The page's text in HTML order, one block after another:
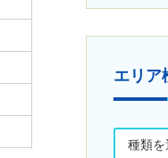
エリア